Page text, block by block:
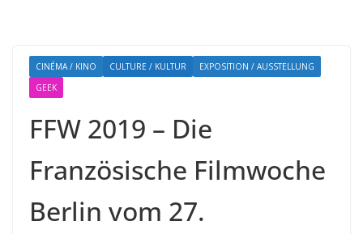
CINÉMA / KINO CULTURE / KULTUR
EXPOSITION / AUSSTELLUNG
GEEK
FFW 2019 – Die
Französische Filmwoche
Berlin vom 27.